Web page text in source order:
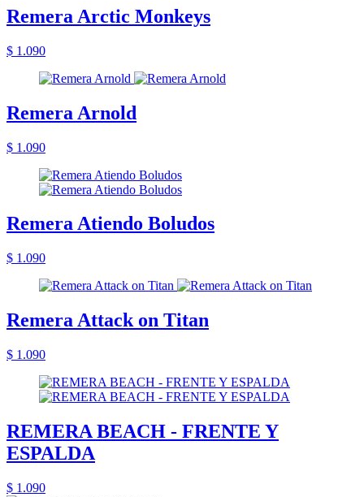
Remera Arctic Monkeys
$ 1.090
Remera Arnold
$ 1.090
Remera Atiendo Boludos
$ 1.090
Remera Attack on Titan
$ 1.090
REMERA BEACH - FRENTE Y
ESPALDA
$ 1.090